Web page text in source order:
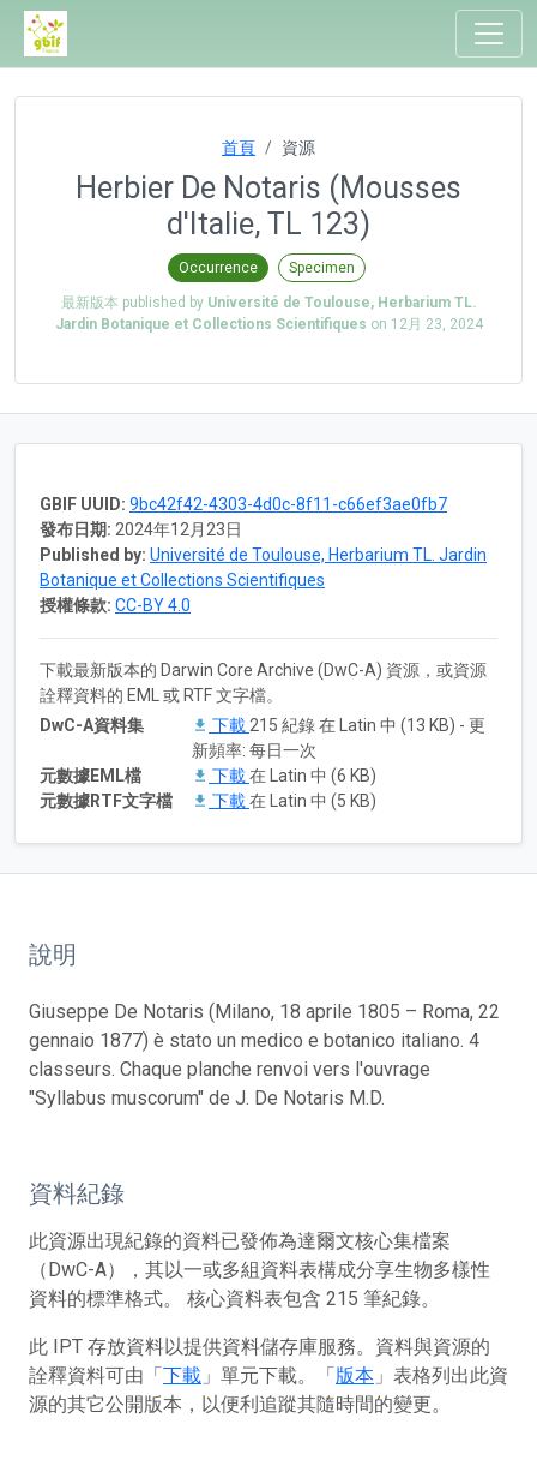
首頁 資源
Herbier De Notaris (Mousses
d'Italie, TL 123)
Occurrence Specimen
最新版本 published by Université de Toulouse, Herbarium TL.
Jardin Botanique et Collections Scientifiques on 12月 23, 2024
GBIF UUID: 9bc42f42-4303-4d0c-8f11-c66ef3ae0fb7
發布日期: 2024年12月23日
Published by: Université de Toulouse, Herbarium TL. Jardin
Botanique et Collections Scientifiques
授權條款: CC-BY 4.0
下載最新版本的 Darwin Core Archive (DwC-A) 資源，或資源
詮釋資料的 EML 或 RTF 文字檔。
DwC-A資料集
下載 215 紀錄 在 Latin 中 (13 KB) - 更
新頻率: 每日一次
元數據EML檔
下載在 Latin 中 (6 KB)
元數據RTF文字檔
下載在 Latin 中 (5 KB)
說明
Giuseppe De Notaris (Milano, 18 aprile 1805 – Roma, 22
gennaio 1877) è stato un medico e botanico italiano. 4
classeurs. Chaque planche renvoi vers l'ouvrage
"Syllabus muscorum" de J. De Notaris M.D.
資料紀錄
此資源出現紀錄的資料已發佈為達爾文核心集檔案
（DwC-A），其以一或多組資料表構成分享生物多樣性
資料的標準格式。 核心資料表包含 215 筆紀錄。
此 IPT 存放資料以提供資料儲存庫服務。資料與資源的
詮釋資料可由「下載 」單元下載。「版本 」表格列出此資
源的其它公開版本，以便利追蹤其隨時間的變更。